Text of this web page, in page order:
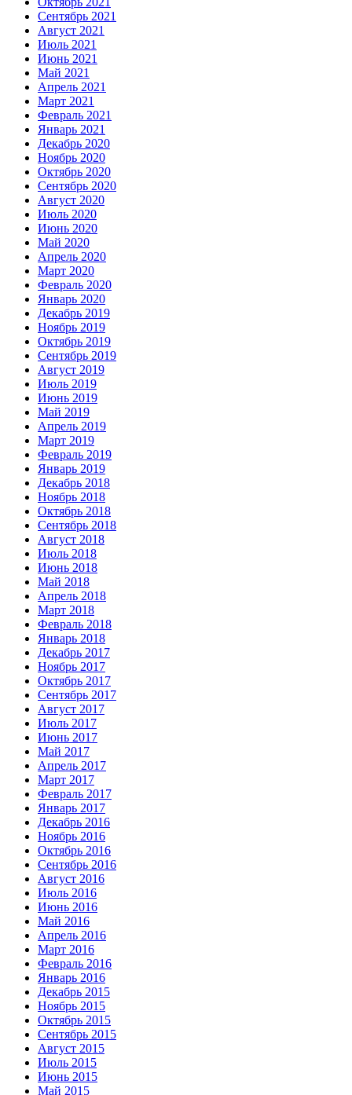
Сентябрь 2021
Август 2021
Июль 2021
Июнь 2021
Май 2021
Апрель 2021
Март 2021
Февраль 2021
Январь 2021
Декабрь 2020
Ноябрь 2020
Октябрь 2020
Сентябрь 2020
Август 2020
Июль 2020
Июнь 2020
Май 2020
Апрель 2020
Март 2020
Февраль 2020
Январь 2020
Декабрь 2019
Ноябрь 2019
Октябрь 2019
Сентябрь 2019
Август 2019
Июль 2019
Июнь 2019
Май 2019
Апрель 2019
Март 2019
Февраль 2019
Январь 2019
Декабрь 2018
Ноябрь 2018
Октябрь 2018
Сентябрь 2018
Август 2018
Июль 2018
Июнь 2018
Май 2018
Апрель 2018
Март 2018
Февраль 2018
Январь 2018
Декабрь 2017
Ноябрь 2017
Октябрь 2017
Сентябрь 2017
Август 2017
Июль 2017
Июнь 2017
Май 2017
Апрель 2017
Март 2017
Февраль 2017
Январь 2017
Декабрь 2016
Ноябрь 2016
Октябрь 2016
Сентябрь 2016
Август 2016
Июль 2016
Июнь 2016
Май 2016
Апрель 2016
Март 2016
Февраль 2016
Январь 2016
Декабрь 2015
Ноябрь 2015
Октябрь 2015
Сентябрь 2015
Август 2015
Июль 2015
Июнь 2015
Май 2015